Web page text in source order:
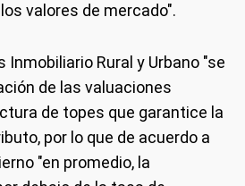
valores de mercado".
Rural y Urbano "se
de las valuaciones
de topes que garantice la
por lo que de acuerdo a
"en promedio, la